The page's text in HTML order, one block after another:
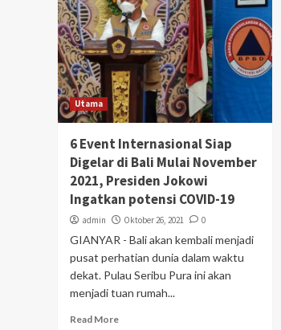
Utama
6 Event Internasional Siap
Digelar di Bali Mulai November
2021, Presiden Jokowi
Ingatkan potensi COVID-19
admin Oktober 26, 2021 0
GIANYAR - Bali akan kembali menjadi
pusat perhatian dunia dalam waktu
dekat. Pulau Seribu Pura ini akan
menjadi tuan rumah...
Read More